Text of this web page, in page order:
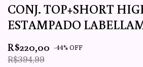
CONJ. TOP+SHORT
ESTAMPADO
R$220,00 -44% OFF
R$394,99